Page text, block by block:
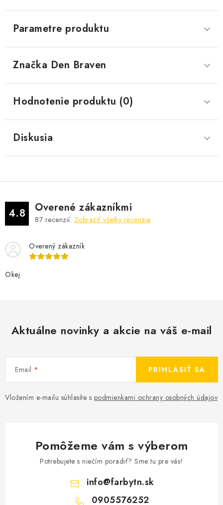
Parametre produktu
Značka Den Braven
Hodnotenie produktu (0)
Diskusia
4.8 Overené zákazníkmi
87 recenzií. Zobraziť všetky recenzie
Overený zákazník
Okej
Aktuálne novinky a akcie na váš e-mail
Email
Vložením e-mailu súhlasíte s podmienkami ochrany osobných údajov
PRIHLÁSIŤ SA
Pomôžeme vám s výberom
Potrebujete s niečím poradiť? Sme tu pre vás!
info@farbytn.sk
0905576252